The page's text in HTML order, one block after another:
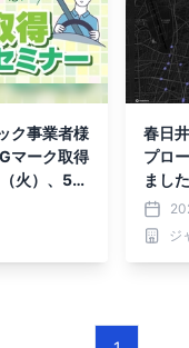
ク事業者様
マーク取得
火）、5月
春日
プロ
まし
ジ